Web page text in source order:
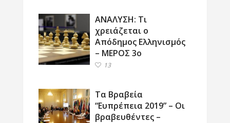
ΑΝΑΛΥΣΗ: Τι
χρειάζεται ο
Απόδημος Ελληνισμός
– ΜΕΡΟΣ 3ο
13
Τα Βραβεία
“Ευπρέπεια 2019” – Οι
βραβευθέντες –